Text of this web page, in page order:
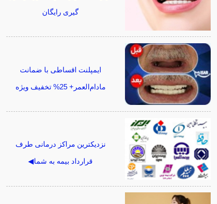
گیری رایگان
ایمپلنت اقساطی با ضمانت
مادام‌العمر+ 25% تخفیف ویژه
نزدیکترین مراکز درمانی طرف
قرارداد بیمه به شما◀